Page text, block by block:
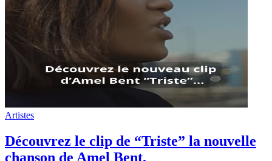
Artistes
Découvrez le clip de “Triste” la nouvelle
chanson de Amel Bent.